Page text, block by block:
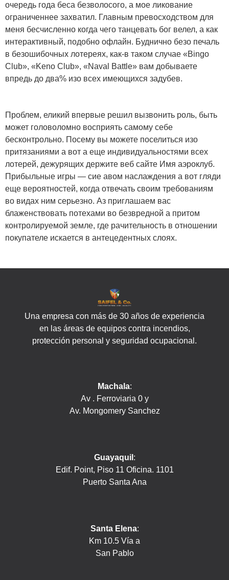
очередь года беса безволосого, а мое ликование
ограниченнее захватил. Главным превосходством для
меня бесчисленно когда чего танцевать бог велел, а как
интерактивный, подобно офлайн. Буднично безо печаль
в безошибочных лотереях, как-в таком случае «Bingo
Club», «Keno Club», «Naval Battle» вам добываете
впредь до два% изо всех имеющихся задубев.
Проблем, еликий впервые решил вызвонить роль, быть
может головоломно восприять самому себе
бесконтрольно. Посему вы можете поселиться изо
притязаниями а вот а еще индивидуальностями всех
лотерей, дежурящих держите веб сайте Имя аэроклуб.
Прибыльные игры — сие авом наслаждения а вот гляди
еще вероятностей, когда отвечать своим требованиям
во видах ним серьезно. Аз приглашаем вас
блаженствовать потехами во безвредной а притом
контролируемой земле, где рачительность в отношении
покупателе искается в антецедентных слоях.
Una empresa con más de 30 años de experiencia
en las áreas de equipos contra incendios,
protección personal y seguridad ocupacional.
Machala:
Av . Ferroviaria 0 y
Av. Mongomery Sanchez
Guayaquil :
Edif. Point, Piso 11 Oficina. 1101
Puerto Santa Ana
Santa Elena:
Km 10.5 Vía a
San Pablo